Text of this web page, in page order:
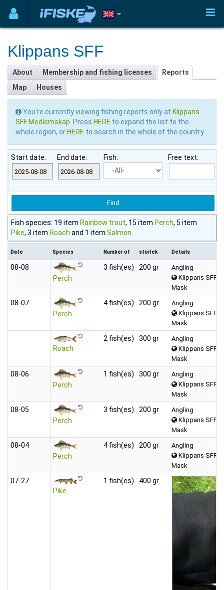
Klippans SFF
About Membership and fishing licenses
Reports
Map
Houses
You're currently viewing fishing reports only at Klippans
SFF Medlemskap . Press HERE to expand the list to the
whole region, or HERE to search in the whole of the country.
Start date: End date: Fish: Free text:
Fish species: 19 item Rainbow trout, 15 item Perch, 5 item
Pike, 3 item Roach and 1 item Salmon
Date Species Number of storlek Details
08‑08
Perch
3 fish(es) 200 gr
Angling
Klippans SFF
Mask
08‑07
Perch
4 fish(es) 200 gr
Angling
Klippans SFF
Mask
Roach
2 fish(es) 300 gr
Angling
Klippans SFF
Mask
08‑06
Perch
1 fish(es) 300 gr
Angling
Klippans SFF
Mask
08‑05
Perch
3 fish(es) 200 gr
Angling
Klippans SFF
Mask
08‑04
Perch
4 fish(es) 200 gr
Angling
Klippans SFF
Mask
07‑27
Pike
1 fish(es) 400 gr